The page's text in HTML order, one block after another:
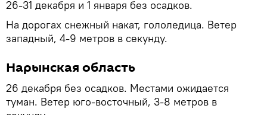
26-31 декабря и 1 января без осадков.
На дорогах снежный накат, гололедица. Ветер
западный, 4-9 метров в секунду.
Нарынская область
26 декабря без осадков. Местами ожидается
туман. Ветер юго-восточный, 3-8 метров в